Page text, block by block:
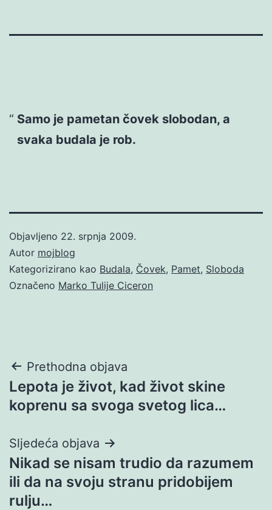
Samo je pametan čovek slobodan, a
svaka budala je rob.
Objavljeno 22. srpnja 2009.
Autor mojblog
Kategorizirano kao Budala, Čovek, Pamet, Sloboda
Označeno Marko Tulije Ciceron
Navigacija
objava
Prethodna objava
Lepota je život, kad život skine
koprenu sa svoga svetog lica…
Sljedeća objava
Nikad se nisam trudio da razumem
ili da na svoju stranu pridobijem
rulju…